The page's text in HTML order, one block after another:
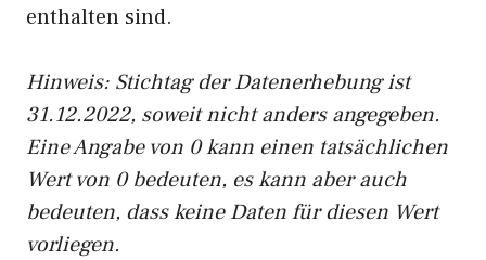
enthalten sind.
Hinweis: Stichtag der Datenerhebung ist
31.12.2022, soweit nicht anders angegeben.
Eine Angabe von 0 kann einen tatsächlichen
Wert von 0 bedeuten, es kann aber auch
bedeuten, dass keine Daten für diesen Wert
vorliegen.